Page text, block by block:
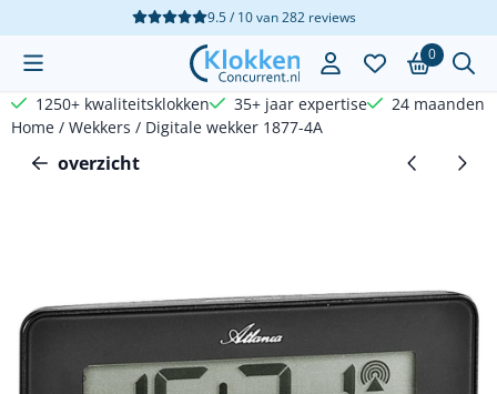
Cookievoorkeuren zijn beschikbaar. Kies instellingen of sta
9.5 / 10van282reviews
0
1250+ kwaliteitsklokken 35+ jaar expertise
24 maanden
Home / Wekkers / Digitale wekker 1877-4A
overzicht